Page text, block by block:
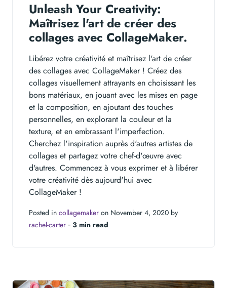
Unleash Your Creativity:
Maîtrisez l'art de créer des
collages avec CollageMaker.
Libérez votre créativité et maîtrisez l'art de créer
des collages avec CollageMaker ! Créez des
collages visuellement attrayants en choisissant les
bons matériaux, en jouant avec les mises en page
et la composition, en ajoutant des touches
personnelles, en explorant la couleur et la
texture, et en embrassant l'imperfection.
Cherchez l'inspiration auprès d'autres artistes de
collages et partagez votre chef-d'œuvre avec
d'autres. Commencez à vous exprimer et à libérer
votre créativité dès aujourd'hui avec
CollageMaker !
Posted in collagemaker on November 4, 2020 by
rachel-carter ‐ 3 min read